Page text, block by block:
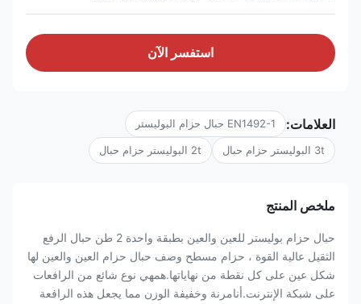
استفسر الآن
العلامات: EN1492-1 حبال حزام البوليستر
2t البوليستر حزام حبال
ملخص المنتج
حبال حزام بوليستر للعين والعين بطبقة واحدة 2 طن حبال الرفع
الثقيل عالية القوة ، حزام مسطح وصف حبال حزام العين والعين لها
شكل عين على كل نقطة من نهاياتها.همهي نوع شائع من الرافعات
على شبكة الإنترنت.أنامرنة وخفيفة الوزن مما يجعل هذه الرافعة